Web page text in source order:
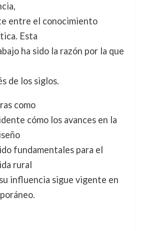
entre el conocimiento
Esta
ha sido la razón por la que
de los siglos.
como
cómo los avances en la
fundamentales para el
rural
influencia sigue vigente en